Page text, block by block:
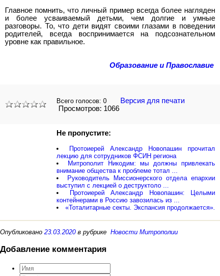
Главное помнить, что личный пример всегда более нагляден
и более усваиваемый детьми, чем долгие и умные
разговоры. То, что дети видят своими глазами в поведении
родителей, всегда воспринимается на подсознательном
уровне как правильное.
Образование и Православие
Всего голосов: 0
Версия для печати
Просмотров: 1066
Не пропустите:
Протоиерей Александр Новопашин прочитал
лекцию для сотрудников ФСИН региона
Митрополит Никодим: мы должны привлекать
внимание общества к проблеме тотал ...
Руководитель Миссионерского отдела епархии
выступил с лекцией о деструктоло ...
Протоиерей Александр Новопашин: Целыми
контейнерами в Россию завозилась из ...
«Тоталитарные секты. Экспансия продолжается».
Опубликовано 23.03.2020в рубрике Новости Митрополии
Добавление комментария